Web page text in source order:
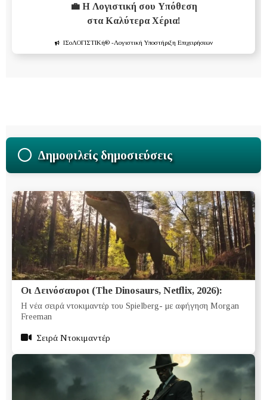
💼 Η Λογιστική σου Υπόθεση
στα Καλύτερα Χέρια!
ΙΣοΛΟΓΙΣΤΙΚή®-Λογιστική Υποστήριξη Επιχειρήσεων
Δημοφιλείς δημοσιεύσεις
Οι Δεινόσαυροι (The Dinosaurs, Netflix, 2026):
Η νέα σειρά ντοκιμαντέρ του Spielberg- με αφήγηση Morgan
Freeman
Σειρά Ντοκιμαντέρ